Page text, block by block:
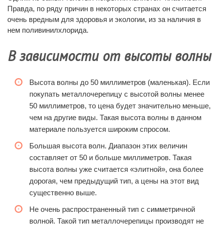
Правда, по ряду причин в некоторых странах он считается
очень вредным для здоровья и экологии, из за наличия в
нем поливинилхлорида.
В зависимости от высоты волны
Высота волны до 50 миллиметров (маленькая). Если
покупать металлочерепицу с высотой волны менее
50 миллиметров, то цена будет значительно меньше,
чем на другие виды. Такая высота волны в данном
материале пользуется широким спросом.
Большая высота волн. Диапазон этих величин
составляет от 50 и больше миллиметров. Такая
высота волны уже считается «элитной», она более
дорогая, чем предыдущий тип, а цены на этот вид
существенно выше.
Не очень распространенный тип с симметричной
волной. Такой тип металлочерепицы производят не